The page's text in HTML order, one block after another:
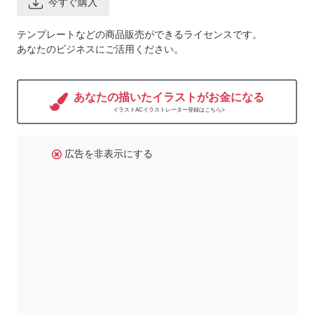
今すぐ購入
テンプレートなどの商品販売ができるライセンスです。
あなたのビジネスにご活用ください。
あなたの描いたイラストがお金になる
イラストACイラストレーター登録はこちら>
広告を非表示にする